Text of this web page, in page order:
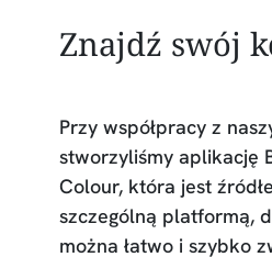
Znajdź swój
Przy współpracy z
stworzyliśmy aplikację
Colour, która jest
szczególną platformą,
można łatwo i szybko